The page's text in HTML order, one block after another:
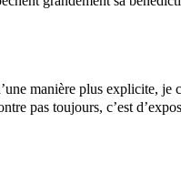
manière plus explicite, je
pas toujours, c’est